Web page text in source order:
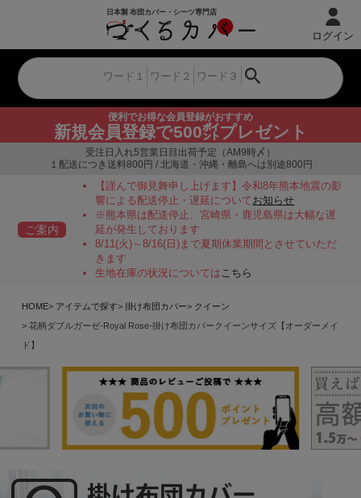
便利でお得な会員登録がおすすめ
新規会員登録で500㌽プレゼント
ログイン
受注日入れ5営業日目出荷予定（AM9時〆）
１配送につき送料800円 / 北海道・沖縄・離島へは別途800円
ご案内
【謹んで御見舞申し上げます】令和8年熊本地震の影
響による配送停止・遅延についてお知らせ
※熊本県は配送停止、宮崎県・鹿児島県は大幅な遅
延が発生しております
8/11(火)～8/16(日)まで夏期休業期間とさせていただ
きます
生地在庫の状況についてはこちら
HOME アイテムで探す 掛け布団カバー
クイーン
花柄ダブルガーゼ-Royal Rose-掛け布団カバークイーンサイズ【オーダーメイ
ド】